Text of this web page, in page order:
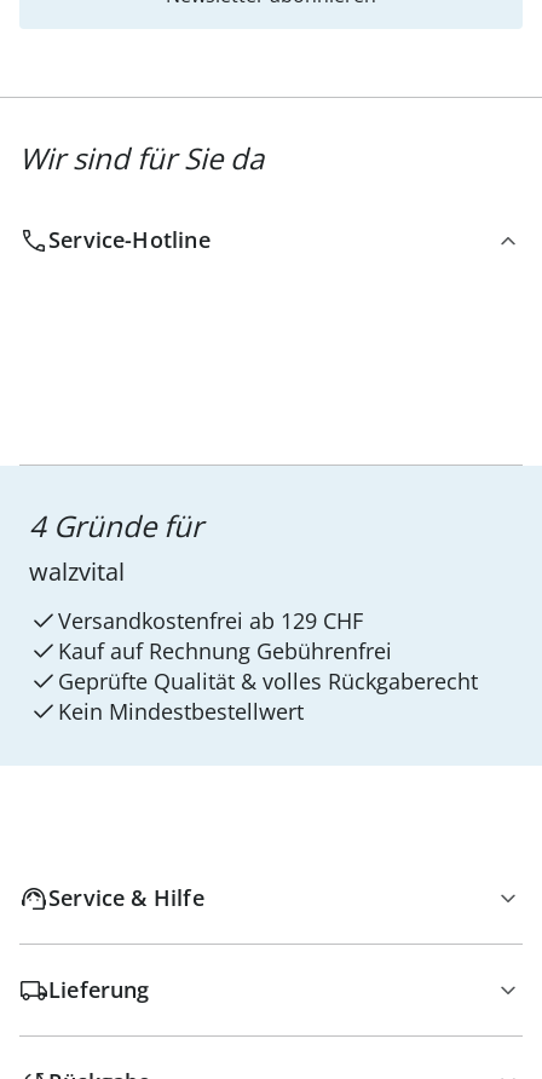
Wir sind für Sie da
Service-Hotline
4 Gründe für
walzvital
Versandkostenfrei ab 129 CHF
Kauf auf Rechnung Gebührenfrei
Geprüfte Qualität & volles Rückgaberecht
Kein Mindest­bestellwert
Service & Hilfe
Lieferung